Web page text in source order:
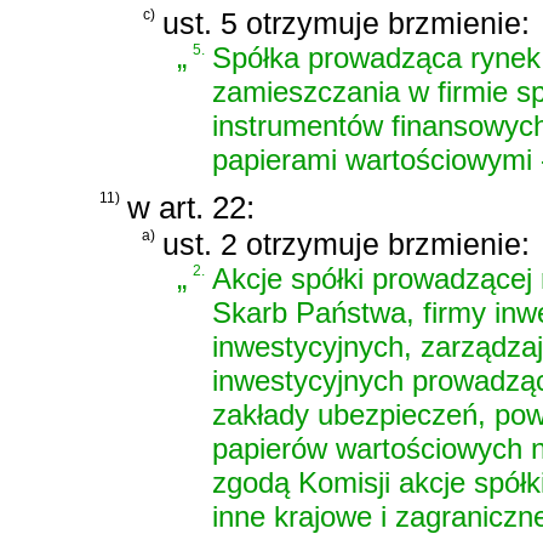
c) ust. 5 otrzymuje brzmienie:
„5. Spółka prowadząca
zamieszczania w firmie
instrumentów
papierami wartościowymi
11) w art. 22:
a) ust. 2 otrzymuje brzmienie:
„2.
Akcje spółki
Skarb Państwa, firmy
inwestycyjnych,
inwestycyjnych
zakłady ubezpieczeń,
papierów wartościowych
zgodą Komisji akcje
inne krajowe i